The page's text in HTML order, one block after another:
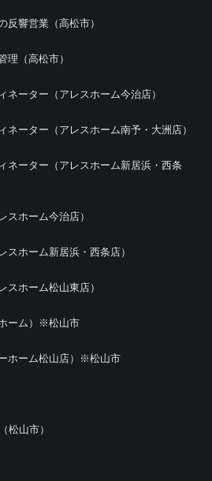
反響営業（高松市）
理（高松市）
ネーター（アレスホーム今治店）
ネーター（アレスホーム南予・大洲店）
ネーター（アレスホーム新居浜・西条
スホーム今治店）
スホーム新居浜・西条店）
スホーム松山東店）
ーム）※松山市
ホーム松山店）※松山市
松山市）